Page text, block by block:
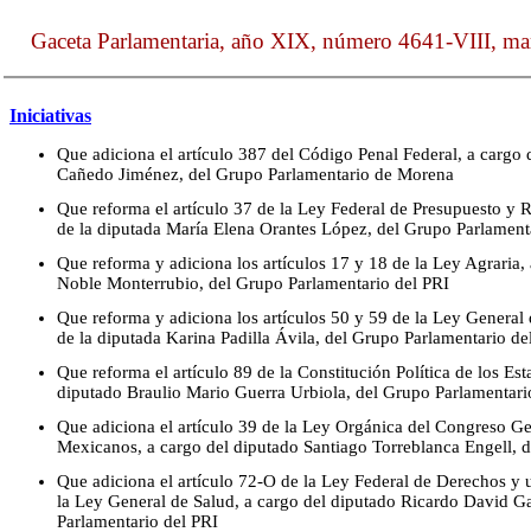
Gaceta Parlamentaria, año XIX, número 4641-VIII,
Iniciativas
Que adiciona el artículo 387 del Código Penal Federal, a
Cañedo Jiménez, del Grupo Parlamentario de Morena
Que reforma el artículo 37 de la Ley Federal de Presupuesto y
de la diputada María Elena Orantes López, del Grupo
Que reforma y adiciona los artículos 17 y 18 de la Ley
Noble Monterrubio, del Grupo Parlamentario del PRI
Que reforma y adiciona los artículos 50 y 59 de la Ley
de la diputada Karina Padilla Ávila, del Grupo Parlamentario
Que reforma el artículo 89 de la Constitución Política de los
diputado Braulio Mario Guerra Urbiola, del Grupo
Que adiciona el artículo 39 de la Ley Orgánica del Congreso
Mexicanos, a cargo del diputado Santiago Torreblanca Engell,
Que adiciona el artículo 72-O de la Ley Federal de Derechos y
la Ley General de Salud, a cargo del diputado Ricardo David
Parlamentario del PRI